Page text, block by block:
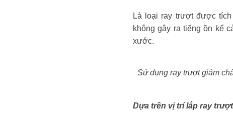
Là loại ray trượt được
không gây ra tiếng ồn kể
xước.
Sử dụng ray trượt giảm
Dựa trên vị trí lắp ray